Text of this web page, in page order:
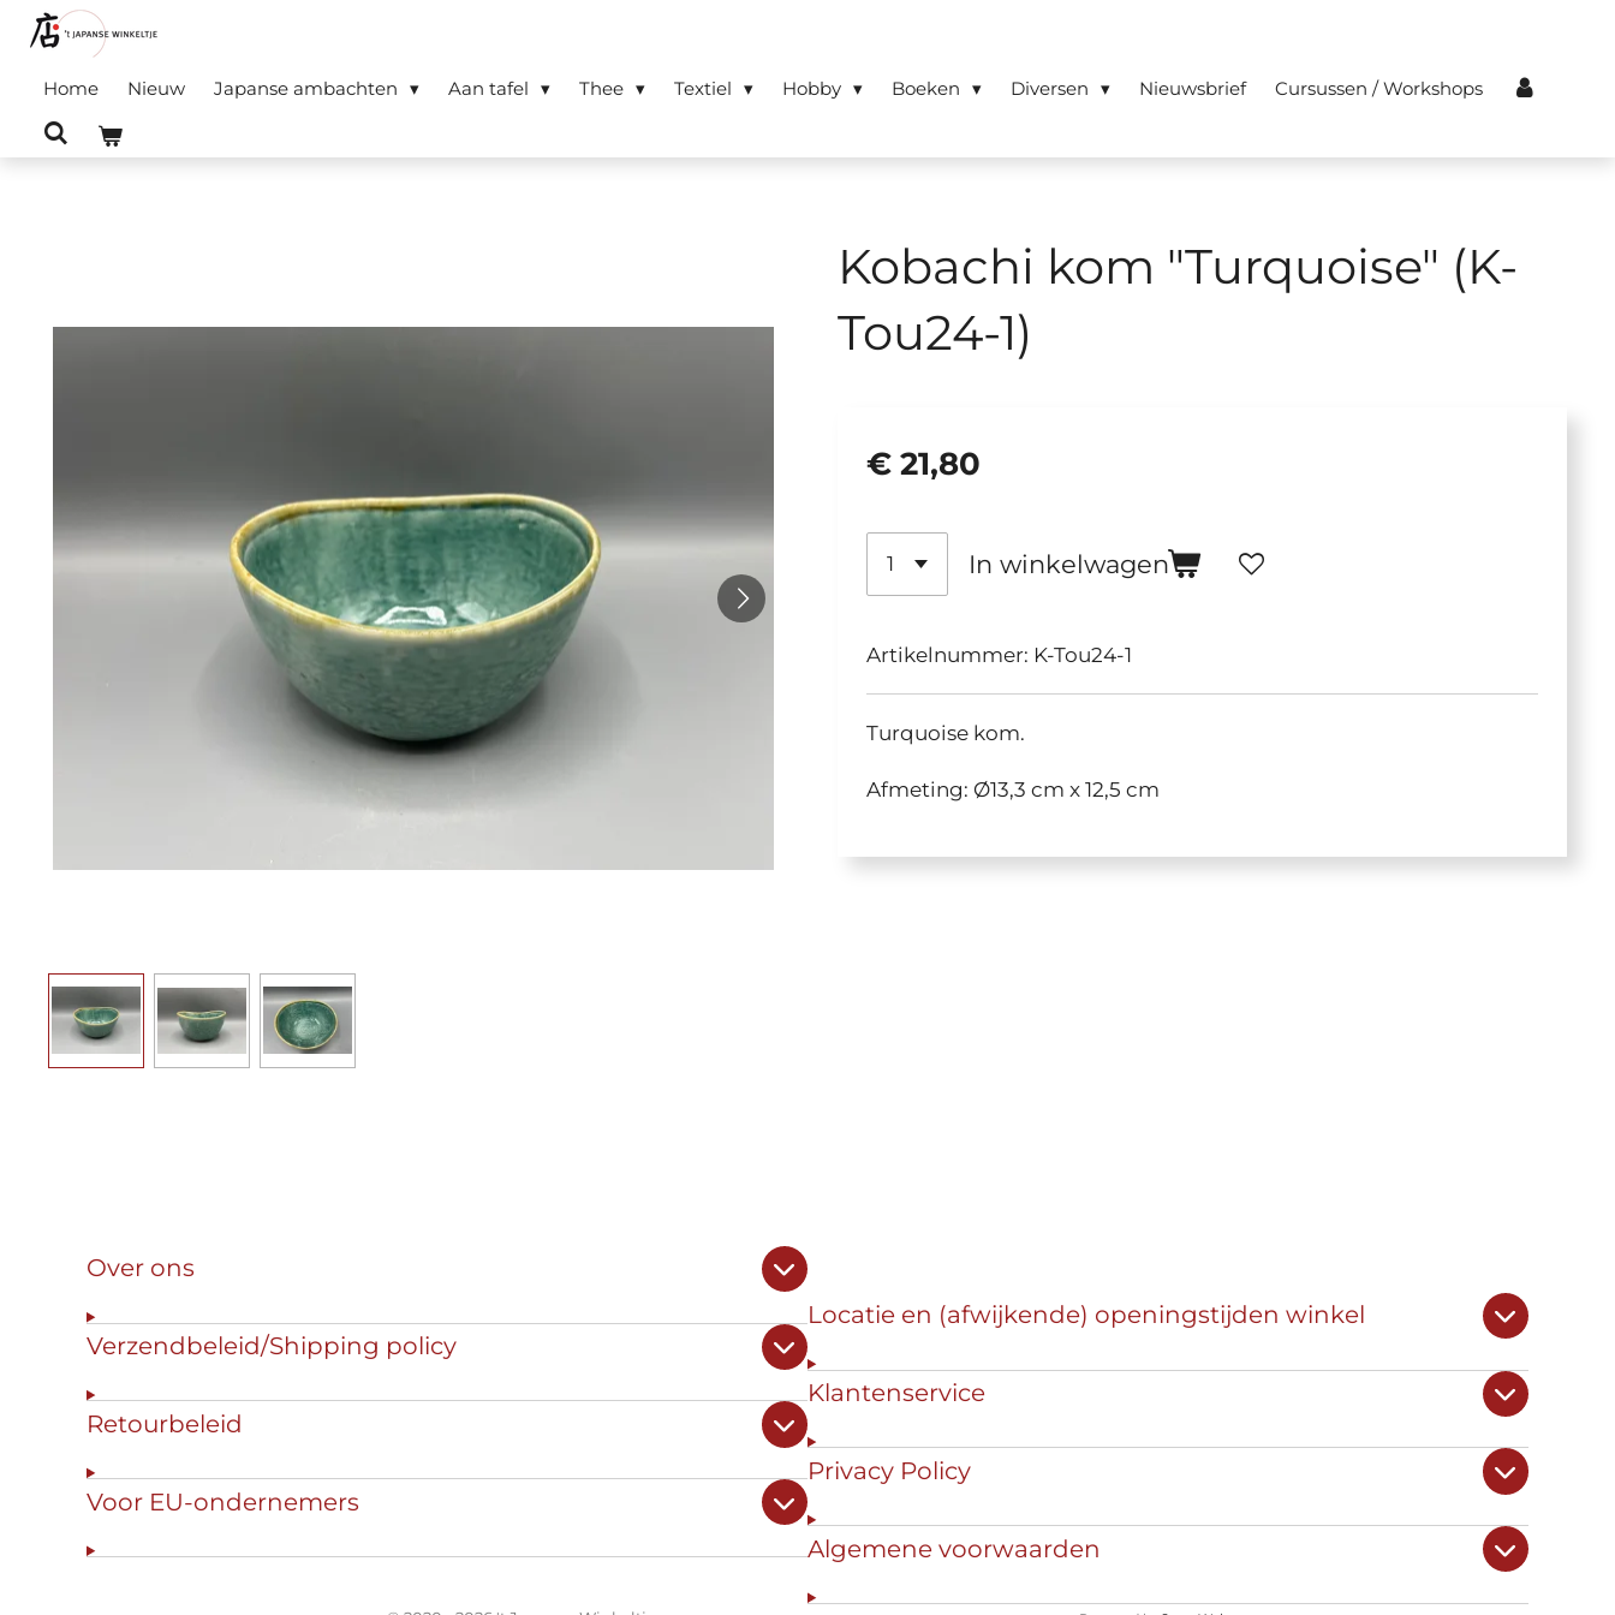
Ga
naar
Home Nieuw Japanse ambachten Aan tafel Thee Textiel Hobby Boeken Diversen Nieuwsbrief Cursussen / Workshops
Kobachi kom "Turquoise" (K-
Tou24-1)
€ 21,80
In winkelwagen
Artikelnummer: K-Tou24-1
Turquoise kom.
Afmeting: Ø13,3 cm x 12,5 cm
Over ons
Verzendbeleid/Shipping policy
Retourbeleid
Voor EU-ondernemers
Locatie en (afwijkende) openingstijden winkel
Klantenservice
Privacy Policy
Algemene voorwaarden